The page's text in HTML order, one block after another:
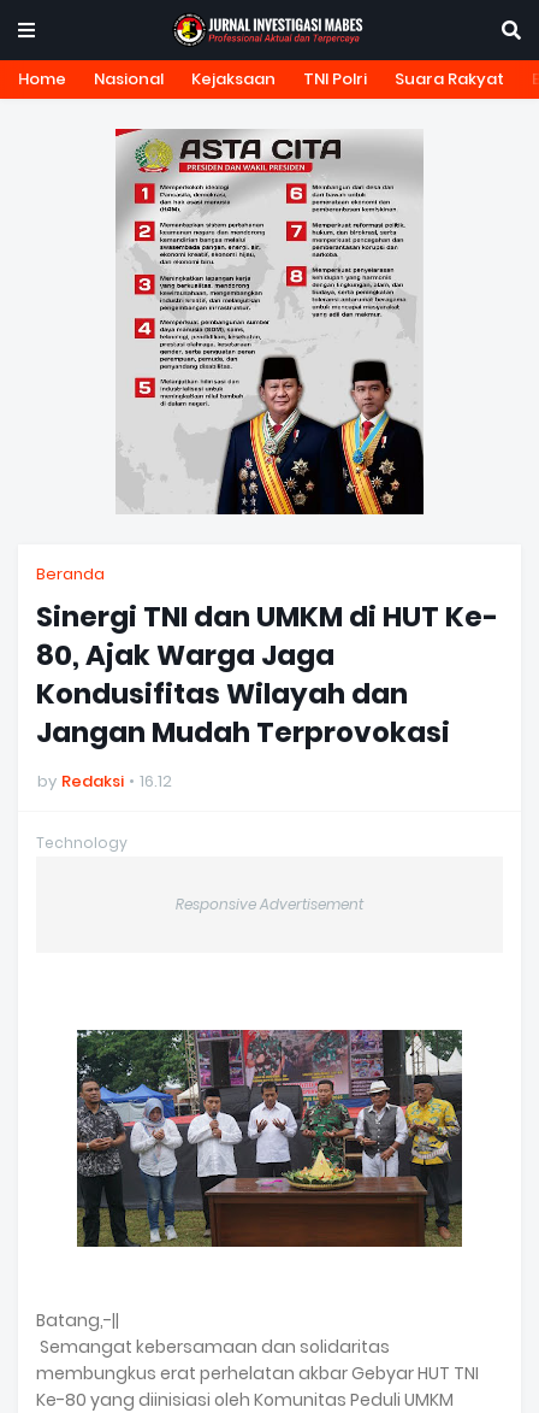
Home Nasional Kejaksaan TNI Polri Suara Rakyat
Beranda
Sinergi TNI dan UMKM di HUT Ke-
80, Ajak Warga Jaga
Kondusifitas Wilayah dan
Jangan Mudah Terprovokasi
by Redaksi 16.12
Technology
Responsive Advertisement
Batang,-||
Semangat kebersamaan dan solidaritas
membungkus erat perhelatan akbar Gebyar HUT TNI
Ke-80 yang diinisiasi oleh Komunitas Peduli UMKM